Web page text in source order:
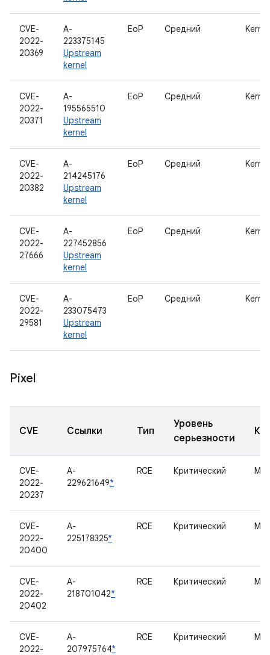
CVE-
2022-
20369
A-
223375145
Upstream
kernel
EoP Средний Kernel
CVE-
2022-
20371
A-
195565510
Upstream
kernel
EoP Средний Kernel
CVE-
2022-
20382
A-
214245176
Upstream
kernel
EoP Средний Kernel
CVE-
2022-
27666
A-
227452856
Upstream
kernel
EoP Средний Kernel
CVE-
2022-
29581
A-
233075473
Upstream
kernel
EoP Средний Kernel
Pixel
CVE Ссылки Тип
Уровень
серьезности
CVE-
2022-
20237
A-
229621649*
RCE Критический
CVE-
2022-
20400
A-
225178325*
RCE Критический
CVE-
2022-
20402
A-
218701042*
RCE Критический
CVE-
2022-
A-
207975764*
RCE Критический